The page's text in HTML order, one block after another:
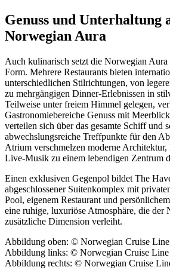
Genuss und Unterhaltung
Norwegian Aura
Auch kulinarisch setzt die Norwegian
Form. Mehrere Restaurants bieten
unterschiedlichen Stilrichtungen, von
zu mehrgängigen Dinner-Erlebnissen in
Teilweise unter freiem Himmel gelegen,
Gastronomiebereiche Genuss mit
verteilen sich über das gesamte Schiff und
abwechslungsreiche Treffpunkte für den
Atrium verschmelzen moderne
Live-Musik zu einem lebendigen Zentrum
Einen exklusiven Gegenpol bildet The
abgeschlossener Suitenkomplex mit
Pool, eigenem Restaurant und
eine ruhige, luxuriöse Atmosphäre, die der
zusätzliche Dimension verleiht.
Abbildung oben: © Norwegian Cruise Line
Abbildung links: © Norwegian Cruise Line
Abbildung rechts: © Norwegian Cruise